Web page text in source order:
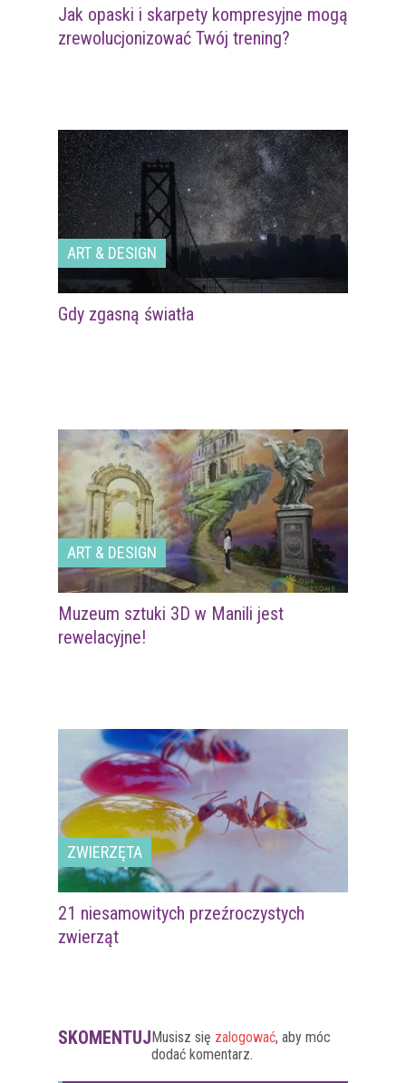
Jak opaski i skarpety kompresyjne mogą
zrewolucjonizować Twój trening?
ART & DESIGN
Gdy zgasną światła
ART & DESIGN
Muzeum sztuki 3D w Manili jest
rewelacyjne!
ZWIERZĘTA
21 niesamowitych przeźroczystych
zwierząt
SKOMENTUJMusisz się zalogować, aby móc
dodać komentarz.